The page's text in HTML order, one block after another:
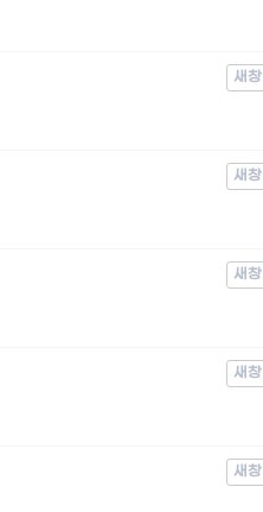
새창
새창
새창
새창
새창